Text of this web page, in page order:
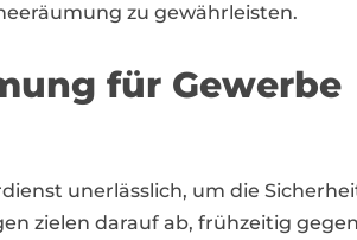
zu gewährleisten.
für Gewerbe
unerlässlich, um die
zielen darauf ab, frühzeitig